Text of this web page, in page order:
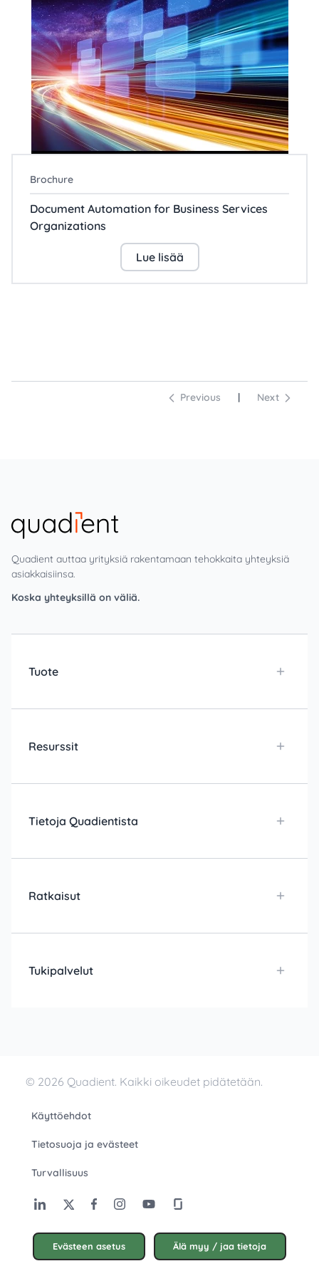
Brochure
Document Automation for Business Services
Organizations
Lue lisää
Previous |
Quadient auttaa yrityksiä rakentamaan tehokkaita yhteyksiä
asiakkaisiinsa.
Koska yhteyksillä on väliä.
Tuote
Resurssit
Tietoja Quadientista
Ratkaisut
Tukipalvelut
© 2026 Quadient. Kaikki oikeudet pidätetään.
Käyttöehdot
Tietosuoja ja evästeet
Turvallisuus
Evästeen asetus Älä myy / jaa tietoja